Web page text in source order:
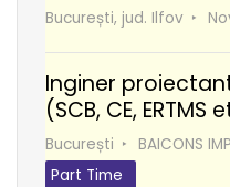
București, jud. Ilfov
Inginer
(SCB, CE, ERTMS
București BAICONS
Part Time